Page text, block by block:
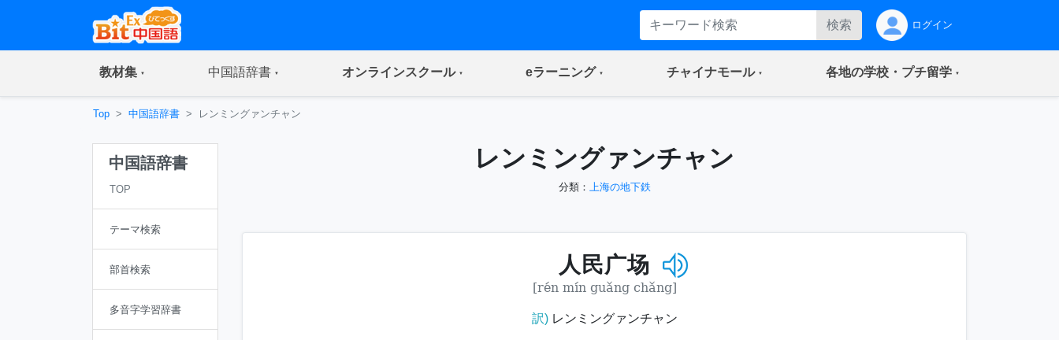
検索 ログイン
教材集(current) 中国語辞書(current) オンラインスクール(current) eラーニング(current) チャイナモール(current) 各地の学校・プチ留学(current)
Top 中国語辞書 レンミングァンチャン
中国語辞書
TOP
テーマ検索
部首検索
多音字学習辞書
レンミングァンチャン
分類： 上海の地下鉄
人民广场
[rén mín guǎng chǎng]
訳)レンミングァンチャン